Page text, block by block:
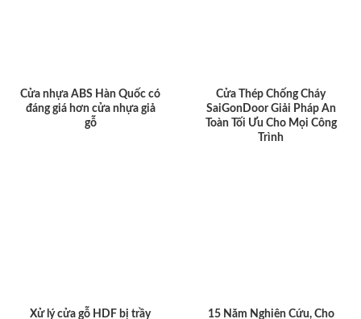
Cửa nhựa ABS Hàn Quốc có
đáng giá hơn cửa nhựa giả
gỗ
Cửa Thép Chống Cháy
SaiGonDoor Giải Pháp An
Toàn Tối Ưu Cho Mọi Công
Trình
Xử lý cửa gỗ HDF bị trầy
15 Năm Nghiên Cứu, Cho